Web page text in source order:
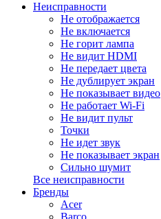
Неисправности
Не отображается
Не включается
Не горит лампа
Не видит HDMI
Не передает цвета
Не дублирует экран
Не показывает видео
Не работает Wi-Fi
Не видит пульт
Точки
Не идет звук
Не показывает экран
Сильно шумит
Все неисправности
Бренды
Acer
Barco